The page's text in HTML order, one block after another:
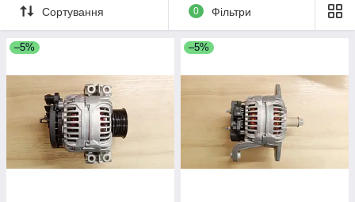
Сортування 0 Фільтри
–5% –5%